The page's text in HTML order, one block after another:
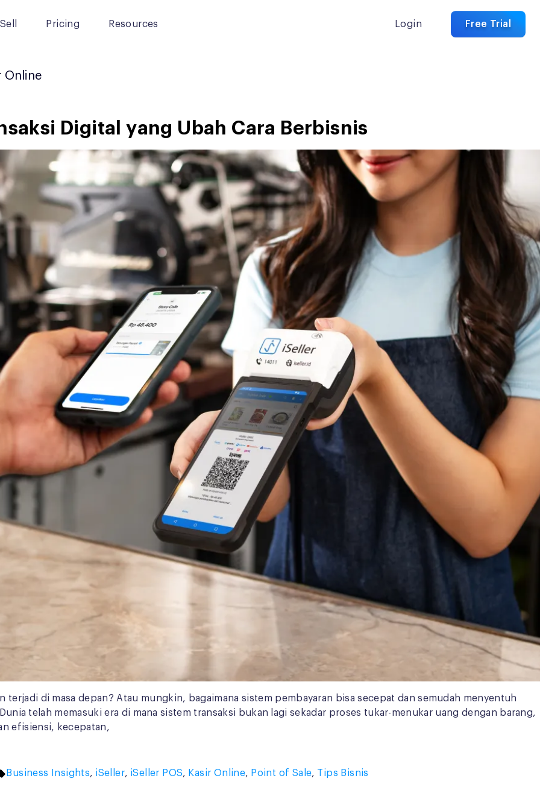
Pricing Resources Login Free Trial
Online
Digital yang Ubah Cara Berbisnis
terjadi di masa depan? Atau mungkin, bagaimana sistem pembayaran bisa secepat dan semudah menyentuh
telah memasuki era di mana sistem transaksi bukan lagi sekadar proses tukar-menukar uang dengan barang,
efisiensi, kecepatan,
Tags:
Business Insights, iSeller, iSeller POS, Kasir Online, Point of Sale, Tips Bisnis